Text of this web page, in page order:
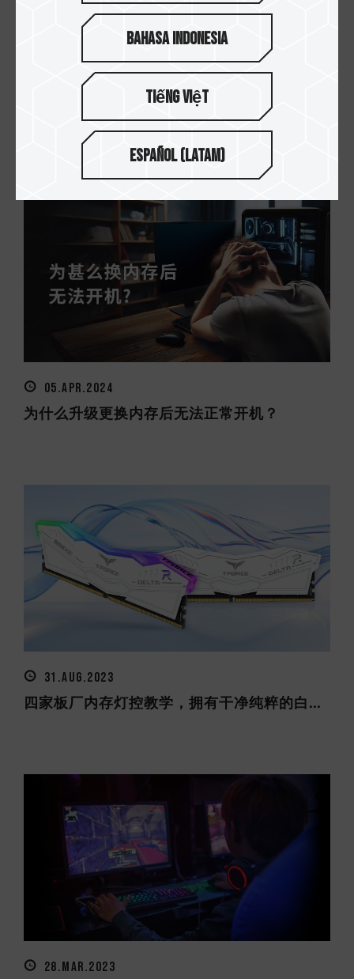
内存频率与主板之间的使用关系
05.APR.2024
为什么升级更换内存后无法正常开机？
31.AUG.2023
四家板厂内存灯控教学，拥有干净纯粹的白...
28.MAR.2023
Bahasa Indonesia
Tiếng Việt
Español (Latam)